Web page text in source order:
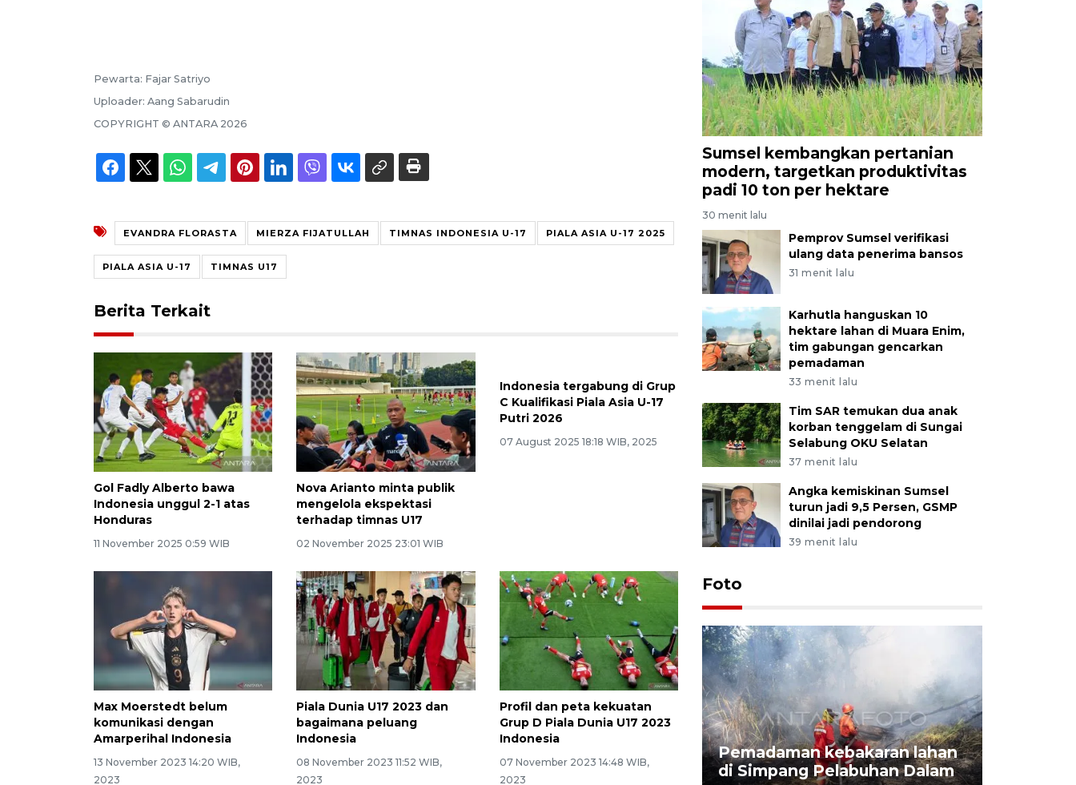
Pewarta: Fajar Satriyo
Uploader: Aang Sabarudin
COPYRIGHT © ANTARA 2026
EVANDRA FLORASTA MIERZA FIJATULLAH TIMNAS INDONESIA U-17 PIALA ASIA U-17 2025
PIALA ASIA U-17 TIMNAS U17
Berita Terkait
Gol Fadly Alberto bawa
Indonesia unggul 2-1 atas
Honduras
11 November 2025 0:59 WIB
Nova Arianto minta publik
mengelola ekspektasi
terhadap timnas U17
02 November 2025 23:01 WIB
Indonesia tergabung di Grup
C Kualifikasi Piala Asia U-17
Putri 2026
07 August 2025 18:18 WIB, 2025
Max Moerstedt belum
komunikasi dengan
Amarperihal Indonesia
13 November 2023 14:20 WIB,
2023
Piala Dunia U17 2023 dan
bagaimana peluang
Indonesia
08 November 2023 11:52 WIB,
2023
Profil dan peta kekuatan
Grup D Piala Dunia U17 2023
Indonesia
07 November 2023 14:48 WIB,
2023
Sumsel kembangkan pertanian
modern, targetkan produktivitas
padi 10 ton per hektare
30 menit lalu
Pemprov Sumsel verifikasi
ulang data penerima bansos
31 menit lalu
Karhutla hanguskan 10
hektare lahan di Muara Enim,
tim gabungan gencarkan
pemadaman
33 menit lalu
Tim SAR temukan dua anak
korban tenggelam di Sungai
Selabung OKU Selatan
37 menit lalu
Angka kemiskinan Sumsel
turun jadi 9,5 Persen, GSMP
dinilai jadi pendorong
39 menit lalu
Foto
kopi arabika Gayo
Pemadaman kebakaran lahan
di Simpang Pelabuhan Dalam